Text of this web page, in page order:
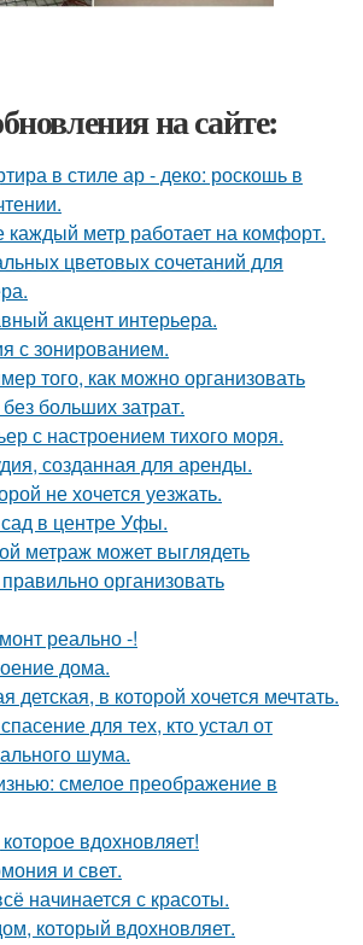
на сайте:
в стиле ар - деко: роскошь в
каждый метр работает на комфорт.
цветовых сочетаний для
акцент интерьера.
с зонированием.
того, как можно организовать
больших затрат.
с настроением тихого моря.
созданная для аренды.
не хочется уезжать.
в центре Уфы.
метраж может выглядеть
организовать
реально -!
дома.
детская, в которой хочется мечтать.
для тех, кто устал от
шума.
смелое преображение в
вдохновляет!
и свет.
начинается с красоты.
который вдохновляет.